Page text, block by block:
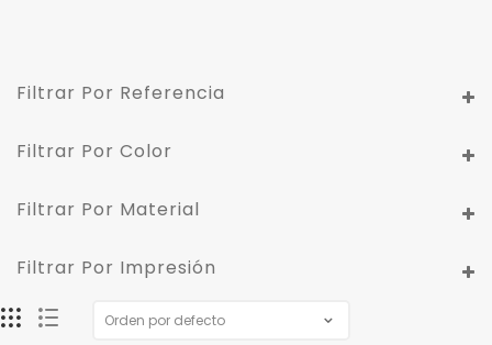
Filtrar Por Referencia
Filtrar Por Color
Filtrar Por Material
Filtrar Por Impresión